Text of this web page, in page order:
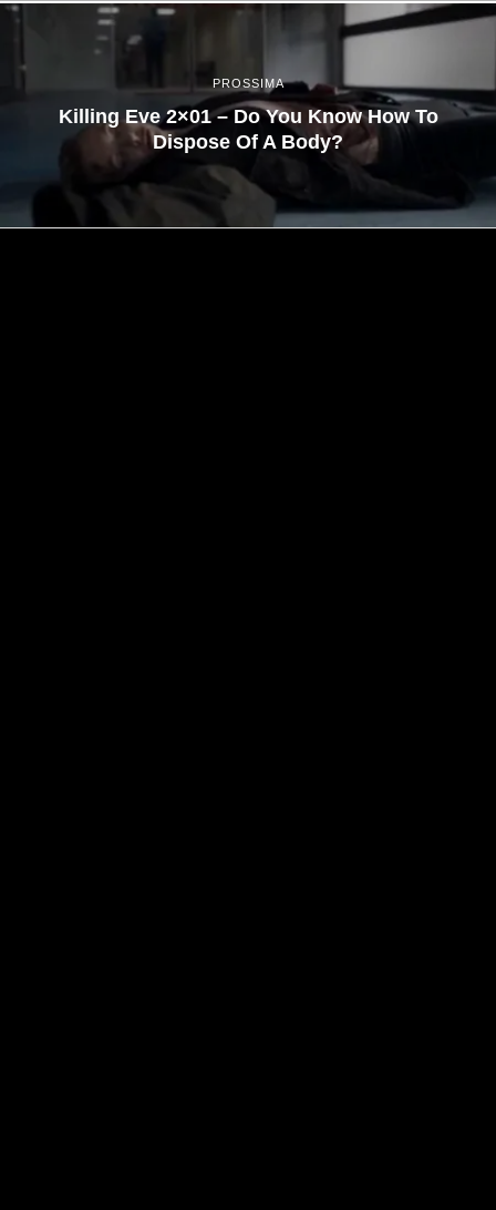
PROSSIMA
Killing Eve 2×01 – Do You Know How To
Dispose Of A Body?